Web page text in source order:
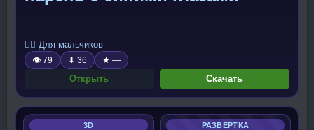
🧍‍♂️ Для мальчиков
👁 79 ⬇ 36 ★ —
Открыть Скачать
3D РАЗВЕРТКА